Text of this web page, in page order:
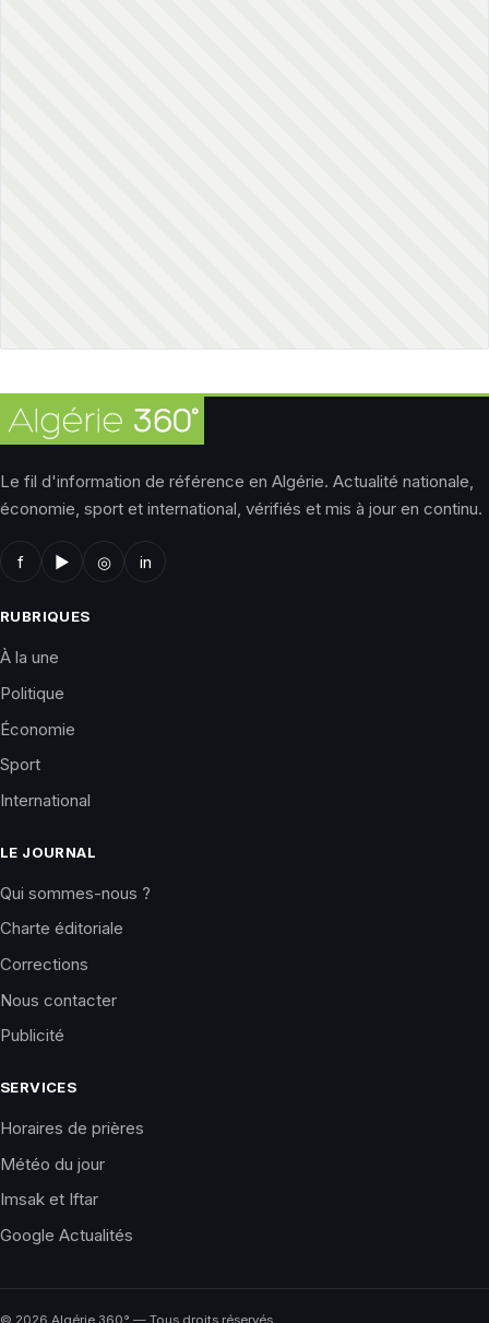
Le fil d'information de référence en Algérie. Actualité nationale,
économie, sport et international, vérifiés et mis à jour en continu.
f ▶ ◎ in
RUBRIQUES
À la une
Politique
Économie
Sport
International
LE JOURNAL
Qui sommes-nous ?
Charte éditoriale
Corrections
Nous contacter
Publicité
SERVICES
Horaires de prières
Météo du jour
Imsak et Iftar
Google Actualités